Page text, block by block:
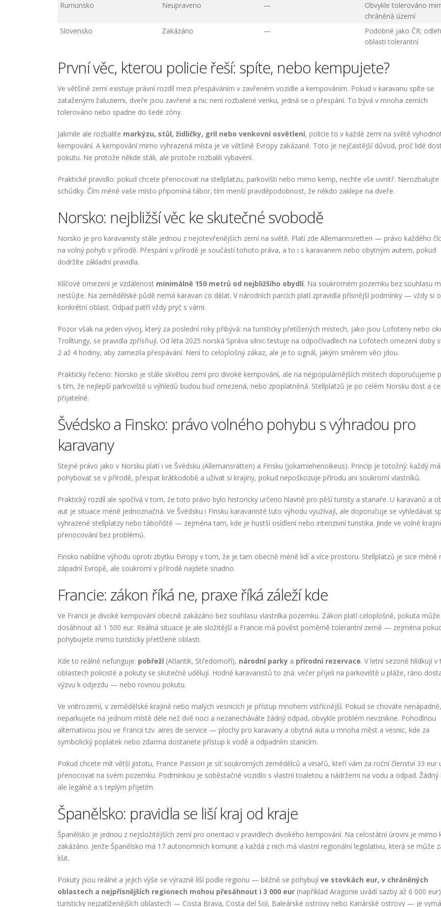
Rumunsko
Neupraveno —
Obvykle tolerováno
chráněná území
Slovensko
Zakázáno —
Podobné jako ČR;
oblasti tolerantní
První věc, kterou policie řeší: spíte, nebo kempujete?
Ve většině zemí existuje právní rozdíl mezi přespáváním v zavřeném vozidle a kempováním. Pokud v karavanu spíte se
zataženými žaluziemi, dveře jsou zavřené a nic není rozbalené venku, jedná se o přespání. To bývá v mnoha zemích
tolerováno nebo spadne do šedé zóny.
Jakmile ale rozbalíte markýzu, stůl, židličky, gril nebo venkovní osvětlení, policie to v každé zemi na světě
kempování. A kempování mimo vyhrazená místa je ve většině Evropy zakázané. Toto je nejčastější důvod, proč lidé
pokutu. Ne protože někde stáli, ale protože rozbalili vybavení.
Praktické pravidlo: pokud chcete přenocovat na stellplatzu, parkovišti nebo mimo kemp, nechte vše uvnitř. Nerozbalujte
schůdky. Čím méně vaše místo připomíná tábor, tím menší pravděpodobnost, že někdo zaklepe na dveře.
Norsko: nejbližší věc ke skutečné svobodě
Norsko je pro karavanisty stále jednou z nejotevřenějších zemí na světě. Platí zde Allemannsretten — právo každého
na volný pohyb v přírodě. Přespání v přírodě je součástí tohoto práva, a to i s karavanem nebo obytným autem, pokud
dodržíte základní pravidla.
Klíčové omezení je vzdálenost minimálně 150 metrů od nejbližšího obydlí. Na soukromém pozemku bez souhlasu
nestůjte. Na zemědělské půdě nemá karavan co dělat. V národních parcích platí zpravidla přísnější podmínky — vždy si
konkrétní oblast. Odpad patří vždy pryč s vámi.
Pozor však na jeden vývoj, který za poslední roky přibývá: na turisticky přetížených místech, jako jsou Lofoteny nebo
Trolltungy, se pravidla zpřísňují. Od léta 2025 norská Správa silnic testuje na odpočívadlech na Lofotech omezení doby
2 až 4 hodiny, aby zamezila přespávání. Není to celoplošný zákaz, ale je to signál, jakým směrem věci jdou.
Prakticky řečeno: Norsko je stále skvělou zemí pro divoké kempování, ale na nejpopulárnějších místech doporučujeme
s tím, že nejlepší parkoviště u výhledů budou buď omezená, nebo zpoplatněná. Stellplatzů je po celém Norsku dost a
přijatelné.
Švédsko a Finsko: právo volného pohybu s výhradou pro
karavany
Stejné právo jako v Norsku platí i ve Švédsku (Allemansrätten) a Finsku (jokamiehenoikeus). Princip je totožný: každý
pohybovat se v přírodě, přespat krátkodobě a užívat si krajiny, pokud nepoškozuje přírodu ani soukromí vlastníků.
Praktický rozdíl ale spočívá v tom, že toto právo bylo historicky určeno hlavně pro pěší turisty a stanaře. U karavanů a
aut je situace méně jednoznačná. Ve Švédsku i Finsku karavanisté tuto výhodu využívají, ale doporučuje se vyhledávat
vyhrazené stellplatzy nebo tábořiště — zejména tam, kde je hustší osídlení nebo intenzivní turistika. Jinde ve volné
přenocování bez problémů.
Finsko nabídne výhodu oproti zbytku Evropy v tom, že je tam obecně méně lidí a více prostoru. Stellplatzů je sice méně
západní Evropě, ale soukromí v přírodě najdete snadno.
Francie: zákon říká ne, praxe říká záleží kde
Ve Francii je divoké kempování obecně zakázáno bez souhlasu vlastníka pozemku. Zákon platí celoplošně, pokuta může
dosáhnout až 1 500 eur. Reálná situace je ale složitější a Francie má pověst poměrně tolerantní země — zejména
pohybujete mimo turisticky přetížené oblasti.
Kde to reálně nefunguje: pobřeží(Atlantik, Středomoří), národní parky a přírodní rezervace. V letní sezoně hlídkují v
oblastech policisté a pokuty se skutečně udělují. Hodně karavanistů to zná: večer přijeli na parkoviště u pláže, ráno
výzvu k odjezdu — nebo rovnou pokutu.
Ve vnitrozemí, v zemědělské krajině nebo malých vesnicích je přístup mnohem vstřícnější. Pokud se chováte nenápadně,
neparkujete na jednom místě déle než dvě noci a nezanecháváte žádný odpad, obvykle problém nevznikne. Pohodlnou
alternativou jsou ve Francii tzv. aires de service — plochy pro karavany a obytná auta u mnoha měst a vesnic, kde za
symbolický poplatek nebo zdarma dostanete přístup k vodě a odpadním stanicím.
Pokud chcete mít větší jistotu, France Passion je síť soukromých zemědělců a vinařů, kteří vám za roční členství 33 eur
přenocovat na svém pozemku. Podmínkou je soběstačné vozidlo s vlastní toaletou a nádržemi na vodu a odpad. Žádný
ale legálně a s teplým přijetím.
Španělsko: pravidla se liší kraj od kraje
Španělsko je jednou z nejsložitějších zemí pro orientaci v pravidlech divokého kempování. Na celostátní úrovni je mimo
zakázáno. Jenže Španělsko má 17 autonomních komunit a každá z nich má vlastní regionální legislativu, která se může
lišit.
Pokuty jsou reálné a jejich výše se výrazně liší podle regionu — běžně se pohybují ve stovkách eur, v chráněných
oblastech a nejpřísnějších regionech mohou přesáhnout i 3 000 eur (například Aragonie uvádí sazby až 6 000
turisticky nejzatíženějších oblastech — Costa Brava, Costa del Sol, Baleárské ostrovy nebo Kanárské ostrovy — je